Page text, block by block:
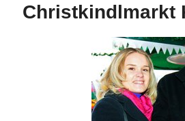
Christkindlmarkt